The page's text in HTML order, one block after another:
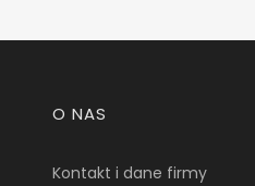
Linki w stopce
O NAS
Kontakt i dane firmy